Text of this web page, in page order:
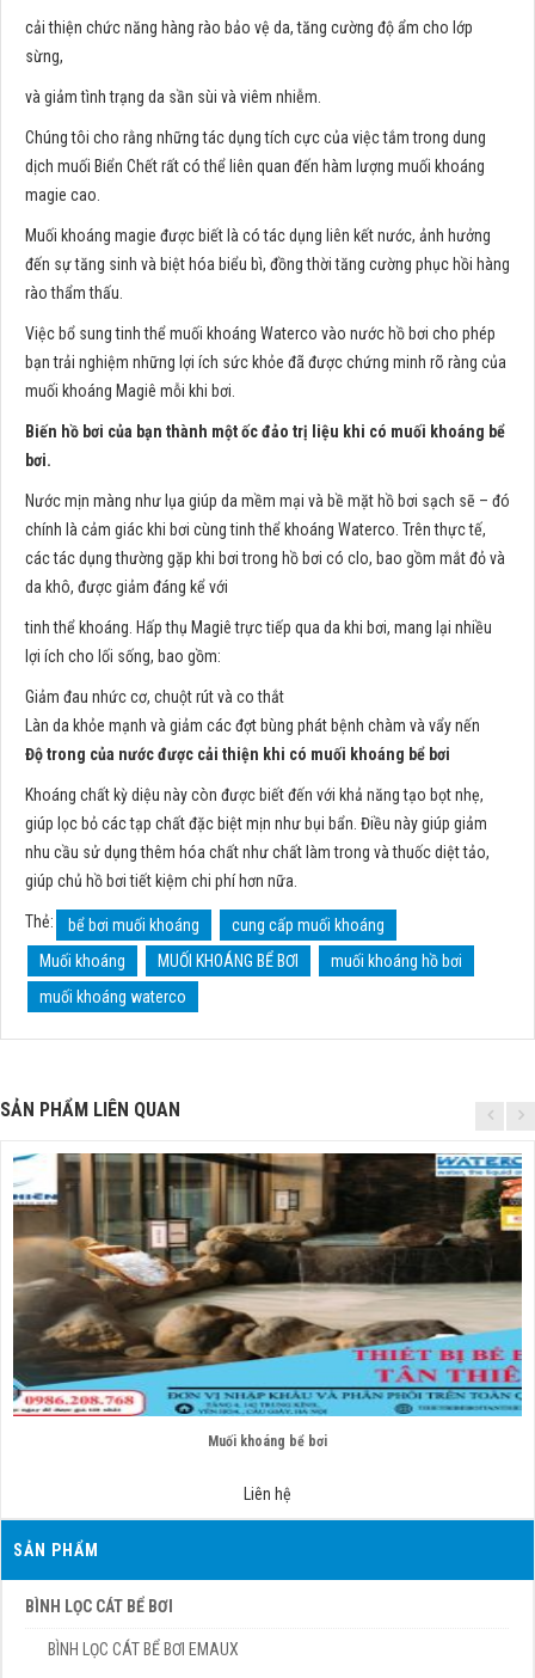
cải thiện chức năng hàng rào bảo vệ da, tăng cường độ ẩm cho lớp
sừng,
và giảm tình trạng da sần sùi và viêm nhiễm.
Chúng tôi cho rằng những tác dụng tích cực của việc tắm trong dung
dịch muối Biển Chết rất có thể liên quan đến hàm lượng muối khoáng
magie cao.
Muối khoáng magie được biết là có tác dụng liên kết nước, ảnh hưởng
đến sự tăng sinh và biệt hóa biểu bì, đồng thời tăng cường phục hồi hàng
rào thẩm thấu.
Việc bổ sung tinh thể muối khoáng Waterco vào nước hồ bơi cho phép
bạn trải nghiệm những lợi ích sức khỏe đã được chứng minh rõ ràng của
muối khoáng Magiê mỗi khi bơi.
Biến hồ bơi của bạn thành một ốc đảo trị liệu khi có muối khoáng bể
bơi.
Nước mịn màng như lụa giúp da mềm mại và bề mặt hồ bơi sạch sẽ – đó
chính là cảm giác khi bơi cùng tinh thể khoáng Waterco. Trên thực tế,
các tác dụng thường gặp khi bơi trong hồ bơi có clo, bao gồm mắt đỏ và
da khô, được giảm đáng kể với
tinh thể khoáng. Hấp thụ Magiê trực tiếp qua da khi bơi, mang lại nhiều
lợi ích cho lối sống, bao gồm:
Giảm đau nhức cơ, chuột rút và co thắt
Làn da khỏe mạnh và giảm các đợt bùng phát bệnh chàm và vẩy nến
Độ trong của nước được cải thiện khi có muối khoáng bể bơi
Khoáng chất kỳ diệu này còn được biết đến với khả năng tạo bọt nhẹ,
giúp lọc bỏ các tạp chất đặc biệt mịn như bụi bẩn. Điều này giúp giảm
nhu cầu sử dụng thêm hóa chất như chất làm trong và thuốc diệt tảo,
giúp chủ hồ bơi tiết kiệm chi phí hơn nữa.
Thẻ: bể bơi muối khoáng
cung cấp muối khoáng
Muối khoáng
MUỐI KHOÁNG BỂ BƠI
muối khoáng hồ bơi
muối khoáng waterco
SẢN PHẨM LIÊN QUAN
Muối khoáng bể bơi
Liên hệ
SẢN PHẨM
BÌNH LỌC CÁT BỂ BƠI
BÌNH LỌC CÁT BỂ BƠI EMAUX